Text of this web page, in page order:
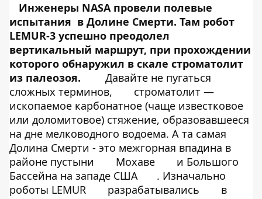
Инженеры NASA провели полевые
испытания в Долине Смерти. Там робот
LEMUR-3 успешно преодолел
вертикальный маршрут, при прохождении
которого обнаружил в скале строматолит
из палеозоя.
Давайте не пугаться
сложных терминов,
строматолит —
ископаемое карбонатное (чаще известковое
или доломитовое) стяжение, образовавшееся
на дне мелководного водоема. А та самая
Долина Смерти - это межгорная впадина в
районе пустыни
Мохаве
и Большого
Бассейна на западе США
. Изначально
роботы LEMUR
разрабатывались
в